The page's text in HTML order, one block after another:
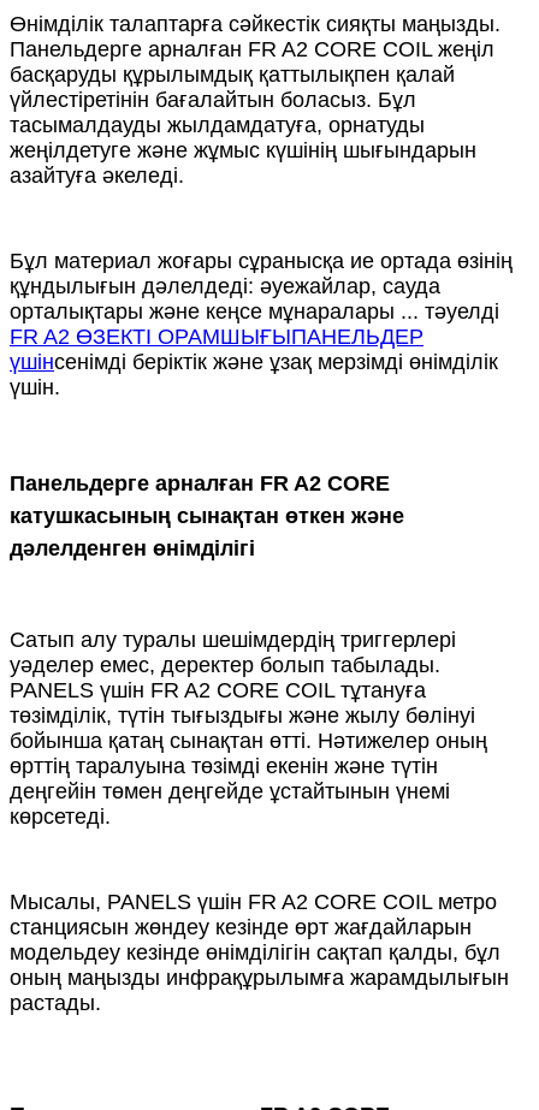
Өнімділік талаптарға сәйкестік сияқты маңызды.
Панельдерге арналған FR A2 CORE COIL жеңіл
басқаруды құрылымдық қаттылықпен қалай
үйлестіретінін бағалайтын боласыз. Бұл
тасымалдауды жылдамдатуға, орнатуды
жеңілдетуге және жұмыс күшінің шығындарын
азайтуға әкеледі.
Бұл материал жоғары сұранысқа ие ортада өзінің
құндылығын дәлелдеді: әуежайлар, сауда
орталықтары және кеңсе мұнаралары ... тәуелді
FR A2 ӨЗЕКТІ ОРАМШЫҒЫПАНЕЛЬДЕР
үшінсенімді беріктік және ұзақ мерзімді өнімділік
үшін.
Панельдерге арналған FR A2 CORE
катушкасының сынақтан өткен және
дәлелденген өнімділігі
Сатып алу туралы шешімдердің триггерлері
уәделер емес, деректер болып табылады.
PANELS үшін FR A2 CORE COIL тұтануға
төзімділік, түтін тығыздығы және жылу бөлінуі
бойынша қатаң сынақтан өтті. Нәтижелер оның
өрттің таралуына төзімді екенін және түтін
деңгейін төмен деңгейде ұстайтынын үнемі
көрсетеді.
Мысалы, PANELS үшін FR A2 CORE COIL метро
станциясын жөндеу кезінде өрт жағдайларын
модельдеу кезінде өнімділігін сақтап қалды, бұл
оның маңызды инфрақұрылымға жарамдылығын
растады.